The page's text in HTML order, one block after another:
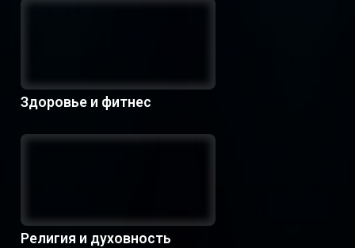
Здоровье и фитнес
Религия и духовность